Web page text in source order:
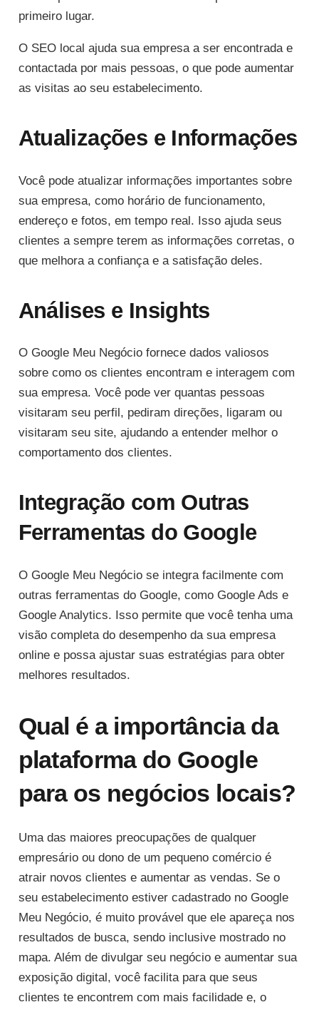
primeiro lugar.
O SEO local ajuda sua empresa a ser encontrada e
contactada por mais pessoas, o que pode aumentar
as visitas ao seu estabelecimento.
Atualizações e Informações
Você pode atualizar informações importantes sobre
sua empresa, como horário de funcionamento,
endereço e fotos, em tempo real. Isso ajuda seus
clientes a sempre terem as informações corretas, o
que melhora a confiança e a satisfação deles.
Análises e Insights
O Google Meu Negócio fornece dados valiosos
sobre como os clientes encontram e interagem com
sua empresa. Você pode ver quantas pessoas
visitaram seu perfil, pediram direções, ligaram ou
visitaram seu site, ajudando a entender melhor o
comportamento dos clientes.
Integração com Outras
Ferramentas do Google
O Google Meu Negócio se integra facilmente com
outras ferramentas do Google, como Google Ads e
Google Analytics. Isso permite que você tenha uma
visão completa do desempenho da sua empresa
online e possa ajustar suas estratégias para obter
melhores resultados.
Qual é a importância da
plataforma do Google
para os negócios locais?
Uma das maiores preocupações de qualquer
empresário ou dono de um pequeno comércio é
atrair novos clientes e aumentar as vendas. Se o
seu estabelecimento estiver cadastrado no Google
Meu Negócio, é muito provável que ele apareça nos
resultados de busca, sendo inclusive mostrado no
mapa. Além de divulgar seu negócio e aumentar sua
exposição digital, você facilita para que seus
clientes te encontrem com mais facilidade e, o